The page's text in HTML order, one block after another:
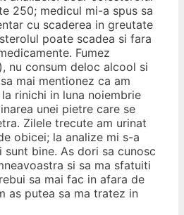
250; medicul mi-a spus sa
cu scaderea in greutate
poate scadea si fara
Fumez
nu consum deloc alcool si
mai mentionez ca am
rinichi in luna noiembrie
unei pietre care se
Zilele trecute am urinat
obicei; la analize mi s-a
sunt bine. As dori sa cunosc
si sa ma sfatuiti
sa mai fac in afara de
as putea sa ma tratez in